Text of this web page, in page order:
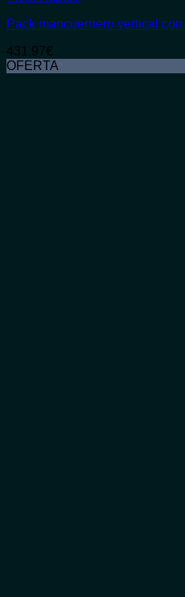
Pack mancuernero vertical
431,97€
OFERTA